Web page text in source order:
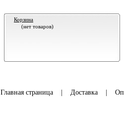
Корзина
(нет товаров)
Главная страница| Доставка|